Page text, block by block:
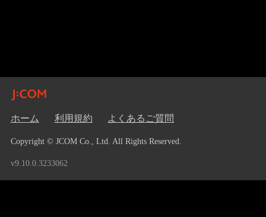
ホーム 利用規約 よくあるご質問
Copyright © JCOM Co., Ltd. All Rights Reserved.
v9.10.0.3233062